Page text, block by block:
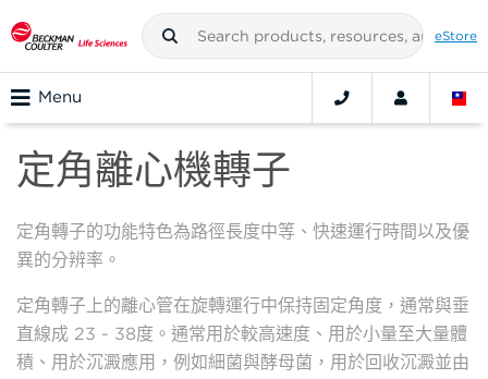
eStore
Menu
定角離心機轉子
定角轉子的功能特色為路徑長度中等、快速運行時間以及優
異的分辨率。
定角轉子上的離心管在旋轉運行中保持固定角度，通常與垂
直線成 23 - 38度。通常用於較高速度、用於小量至大量體
積、用於沉澱應用，例如細菌與酵母菌，用於回收沉澱並由